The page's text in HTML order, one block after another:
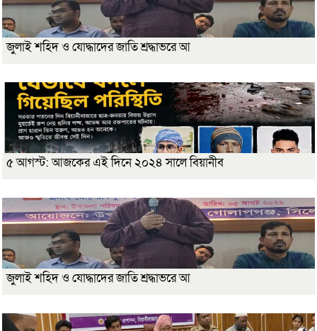
জুলাই শহিদ ও যোদ্ধাদের জাতি শ্রদ্ধাভরে আ
৫ আগস্ট: আজকের এই দিনে ২০২৪ সালে বিয়ানীব
জুলাই শহিদ ও যোদ্ধাদের জাতি শ্রদ্ধাভরে আ